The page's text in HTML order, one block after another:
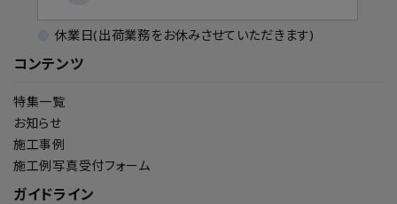
コンテンツ
特集一覧
お知らせ
施工事例
施工例写真受付フォーム
ガイドライン
休業日(出荷業務をお休みさせていただきます)